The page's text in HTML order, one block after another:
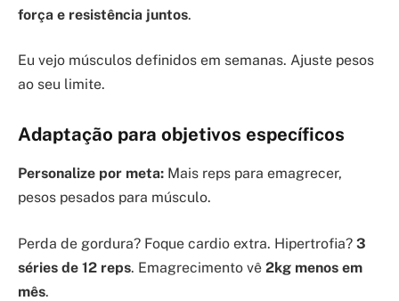
força e resistência juntos.
Eu vejo músculos definidos em semanas. Ajuste pesos
ao seu limite.
Adaptação para objetivos específicos
Personalize por meta: Mais reps para emagrecer,
pesos pesados para músculo.
Perda de gordura? Foque cardio extra. Hipertrofia? 3
séries de 12 reps. Emagrecimento vê 2kg menos em
mês.